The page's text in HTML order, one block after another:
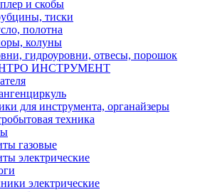
и скобы
тиски
полотна
колуны
гидроуровни, отвесы, порошок
ИНСТРУМЕНТ
для инструмента, органайзеры
техника
газовые
электрические
электрические